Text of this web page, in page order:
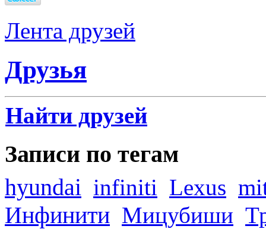
Лента друзей
Друзья
Найти друзей
Записи по тегам
hyundai infiniti Lexus
Инфинити Мицубиши